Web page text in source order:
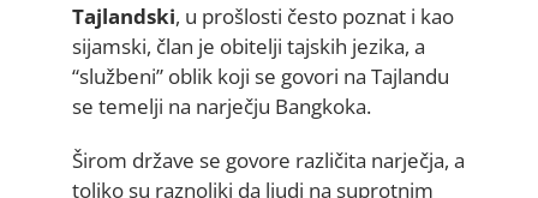
Tajlandski, u prošlosti često poznat i kao
sijamski, član je obitelji tajskih jezika, a
“službeni” oblik koji se govori na Tajlandu
se temelji na narječju Bangkoka.
Širom države se govore različita narječja, a
toliko su raznoliki da ljudi na suprotnim